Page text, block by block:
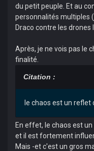
du petit peuple. Et au
personnalités multiples
Draco contre les drones
Après, je ne vois pas le
finalité.
Citation :
le chaos est un reflet
En effet, le chaos est
et il est fortement
Mais -et c'est un gros